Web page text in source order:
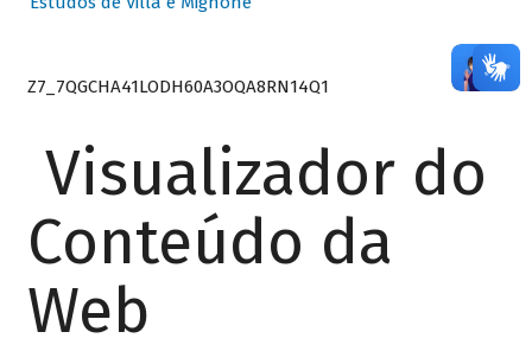
Z7_7QGCHA41LODH60A3OQA8RN14Q1
Visualizador do
Conteúdo da
Web